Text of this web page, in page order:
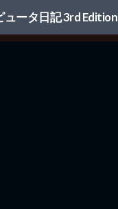
ップ
ータ日記 3rd Edition